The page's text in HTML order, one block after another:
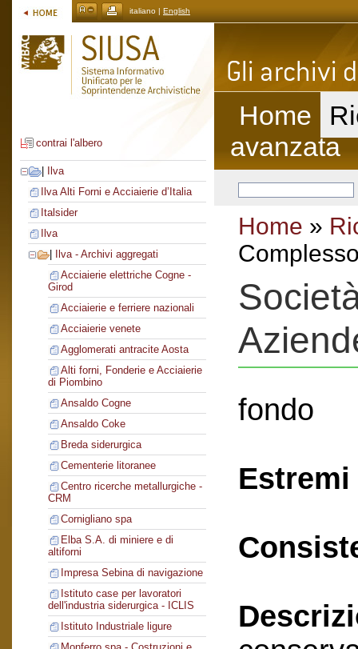
italiano | English
contrai l'albero
Ilva
Ilva Alti Forni e Acciaierie d’Italia
Italsider
Ilva
Ilva - Archivi aggregati
Acciaierie elettriche Cogne -
Girod
Acciaierie e ferriere nazionali
Acciaierie venete
Agglomerati antracite Aosta
Alti forni, Fonderie e Acciaierie
di Piombino
Ansaldo Cogne
Ansaldo Coke
Breda siderurgica
Cementerie litoranee
Centro ricerche metallurgiche -
CRM
Cornigliano spa
Elba S.A. di miniere e di
altiforni
Impresa Sebina di navigazione
Istituto case per lavoratori
dell'industria siderurgica - ICLIS
Istituto Industriale ligure
Home
avanzata
Home »
fondo